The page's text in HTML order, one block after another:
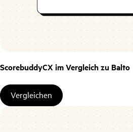
ScorebuddyCX im Vergleich zu Balto
Vergleichen